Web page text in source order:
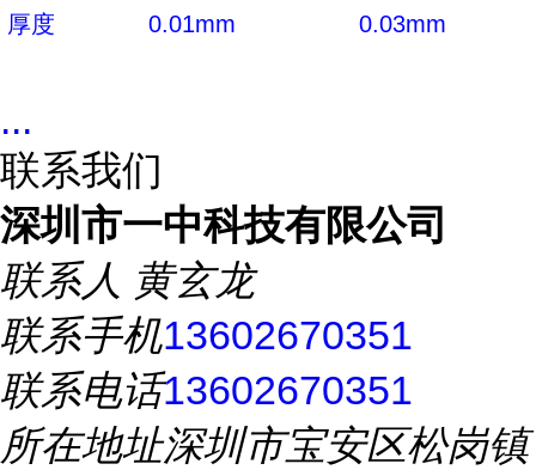
厚度 0.01mm 0.03mm
...
联系我们
深圳市一中科技有限公司
联系人 黄玄龙
联系手机13602670351
联系电话13602670351
所在地址深圳市宝安区松岗镇